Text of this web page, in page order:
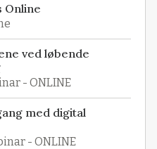
Online
ved løbende
- ONLINE
med digital
- ONLINE